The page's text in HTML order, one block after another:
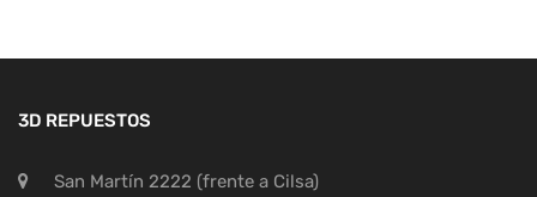
3D REPUESTOS
San Martín 2222 (frente a Cilsa)